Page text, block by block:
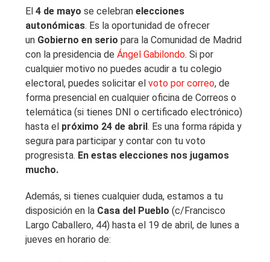
El4 de mayo se celebranelecciones
autonómicas. Es la oportunidad de ofrecer
un Gobierno en serio para la Comunidad de Madrid
con la presidencia deÁngel Gabilondo. Si por
cualquier motivo no puedes acudir a tu colegio
electoral, puedes solicitar el voto por correo, de
forma presencial en cualquier oficina de Correos o
telemática (si tienes DNI o certificado electrónico)
hasta el próximo 24 de abril. Es una forma rápida y
segura para participar y contar con tu voto
progresista. En estas elecciones nos jugamos
mucho.
Además, si tienes cualquier duda, estamos a tu
disposición en la Casa del Pueblo (c/Francisco
Largo Caballero, 44) hasta el 19 de abril, de lunes a
jueves en horario de: